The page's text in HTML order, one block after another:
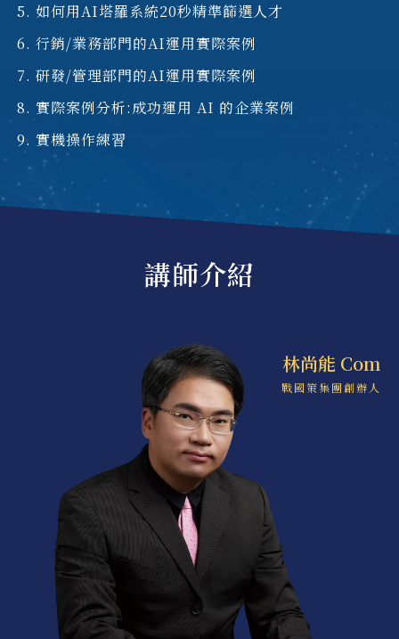
如何用AI塔羅系統20秒精準篩選人才
行銷/業務部門的AI運用實際案例
研發/管理部門的AI運用實際案例
實際案例分析:成功運用 AI 的企業案例
實機操作練習
講師介紹
林尚能 Com
戰國策集團創辦人